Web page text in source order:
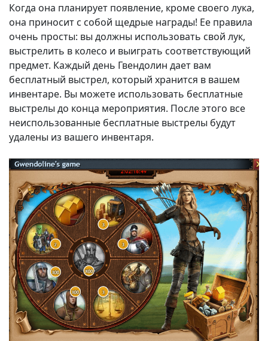
Когда она планирует появление, кроме своего лука,
она приносит с собой щедрые награды! Ее правила
очень просты: вы должны использовать свой лук,
выстрелить в колесо и выиграть соответствующий
предмет. Каждый день Гвендолин дает вам
бесплатный выстрел, который хранится в вашем
инвентаре. Вы можете использовать бесплатные
выстрелы до конца мероприятия. После этого все
неиспользованные бесплатные выстрелы будут
удалены из вашего инвентаря.